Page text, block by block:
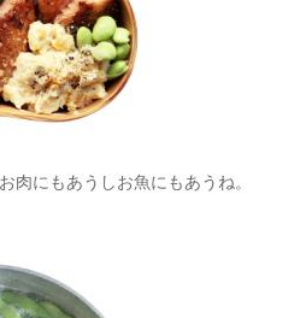
肉にもあうしお魚にもあうね。